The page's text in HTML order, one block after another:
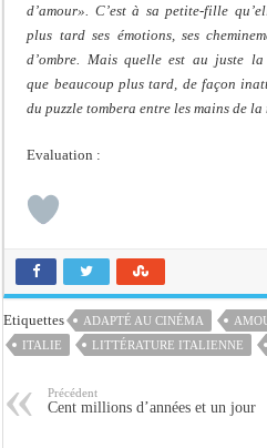
d’amour». C’est à sa petite-fille
plus tard ses émotions, ses
d’ombre. Mais quelle est au juste
que beaucoup plus tard, de façon
du puzzle tombera entre les mains de
Evaluation :
Etiquettes ADAPTÉ AU CINÉMA
ITALIE
LITTÉRATURE ITALIENNE
Précédent
Cent millions d’années et un jour